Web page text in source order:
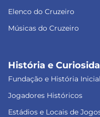
Elenco do Cruzeiro
Músicas do Cruzeiro
História e
Fundação e História Inicial
Jogadores Históricos
Estádios e Locais de